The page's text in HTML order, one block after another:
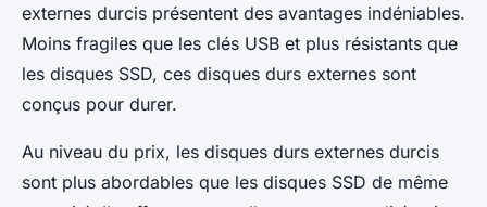
externes durcis présentent des avantages indéniables.
Moins fragiles que les clés USB et plus résistants que
les disques SSD, ces disques durs externes sont
conçus pour durer.
Au niveau du prix, les disques durs externes durcis
sont plus abordables que les disques SSD de même